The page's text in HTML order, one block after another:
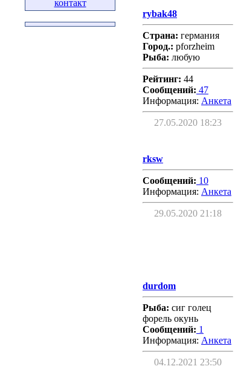
контакт
rybak48
Страна: германия
Город.: pforzheim
Рыба: любую
Рейтинг: 44
Сообщений: 47
Информация: Aнкета
27.05.2020 18:23
rksw
Сообщений: 10
Информация: Aнкета
29.05.2020 21:18
durdom
Рыба: сиг голец
форель окунь
Сообщений: 1
Информация: Aнкета
04.12.2021 23:50